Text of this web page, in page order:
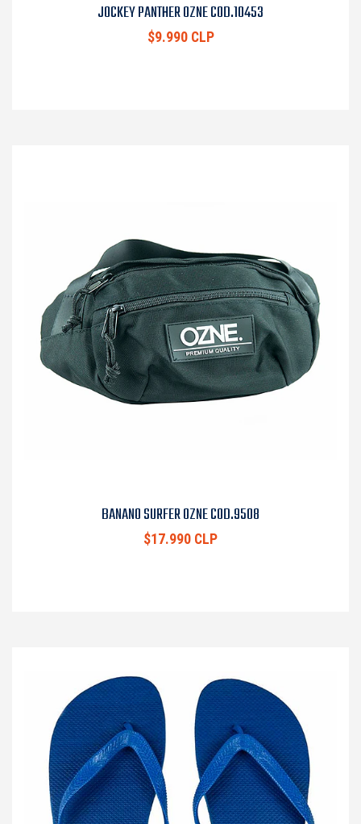
JOCKEY PANTHER OZNE COD.10453
$9.990 CLP
BANANO SURFER OZNE COD.9508
$17.990 CLP